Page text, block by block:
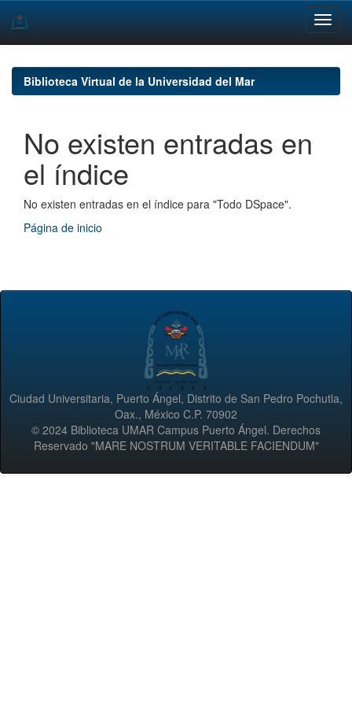
navigationBiblioteca Virtual de la Universidad del Mar
No existen entradas en
el índice
No existen entradas en el índice para "Todo DSpace".
Página de inicio
Ciudad Universitaria, Puerto Ángel, Distrito de San Pedro Pochutla,
Oax., México C.P. 70902
© 2024 Biblioteca UMAR Campus Puerto Ángel. Derechos
Reservado "MARE NOSTRUM VERITABLE FACIENDUM"